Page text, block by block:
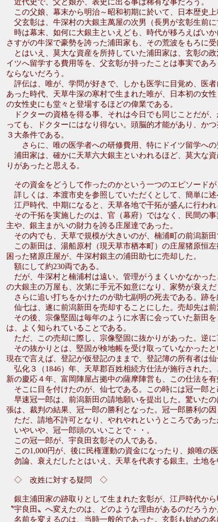
近代史で、父と娘が、表史に出る事は稀有な事だろう。
この父娘、幕末から明治～昭和初期に於いて、日本歴史
父玄彰は、牛深村の大銀主萬屋の次男（長男が玄彰生前
時は幕末、如何に大銀主といえども、時代が移ろえばい
さすがの牛深で豪勢を誇った浦田家も、その荒波をもろに
とはいえ、莫大な資産を所持していた浦田家は、玄彰の
イツへ留学する費用等を、父玄彰が持ったことは事実であ
ならないだろう。
評伝は、唯が、学問が好きで、しかも医学に目覚め、医
あった時代、天草牛深の寒村で生まれた唯が、日本初の女
の女性史にも堂々と登場するほどの偉業である。
ドクターの資格を得る事、それは今日でも同じことだが
っても、ドクターにはなり得ない。頭脳的才能があり、か
３大条件である。
さらに、唯の医学者への研修費用、特にドイツ留学への
浦田家は、確かに天草六大銀主といわれるほど、莫大な
りがあったと思える。
その資金をどうして作ったのかという一つのエピソード
詳しくは、本渡市史を参照していただくとして、簡単に
江戸時代、中期になると、天草各地で干拓が盛んに行わ
その干拓を実施したのは、官（幕府）ではなく、民間の
主や、銀主まがいの財力を誇る庄屋達であった。
その内でも、天草で規模が大きいのが、楠浦町の前潟新
この新田は、湯船原村（現天草市栖本町）の庄屋猪原恒
困った猪原庄屋が、牛深村銀主の浦田助七に売却した。
額にして約230両である。
だが、牛深村と楠浦村は遠い。管理がうまくいかなかっ
の大銀主の万屋も、次第に手元不如意になり、家勢が衰え
さらに追い打ちをかけたのが助七副明の死去である。跡
仙七は、遂に前潟新田を売却することにした。売却先は
その後、宗像堅固は毎年のように水害に会っていた新田
は、よく知られていることである。
ただ、この売却に際し、宗像堅固に抜かりがあった。逆
その抜かりとは、堅固が検地帳を受け取っていなかった
現在で言えば、登記が仮登記のままで、登記簿の所有者は
弘化３（1846）年、天草郡百姓相続方仕法が施行された
新の慶応４年、富岡陣屋占拠中の薩摩陣営も、この仕法を
そこに目を付けたのが、仙七である。この時には冠一郎
早速冠一郎は、前潟新田の請地願いを提出した。驚いた
張は、裁判の結果、冠一郎の勝利となった。冠一郎勝利の
ただ、請地不許可となり、やれやれというところであっ
いやいや、冠一郎頭のいいことで・・。
この冠一郎が、宇良田玄彰その人である。
この1,000円が、後に民権運動の資金になったり、娘唯の
勿論、衰えだしたとはいえ、天草を代表する銀主。土地
◇ 改姓に対する疑問 ◇
銀主浦田家の跡取りとして生まれた玄彰が、江戸時代か
〝宇良田〟へ変えたのは、どのような理由があるのだろう
名前を変えるのは、当時一般的であった。玄彰も始めの